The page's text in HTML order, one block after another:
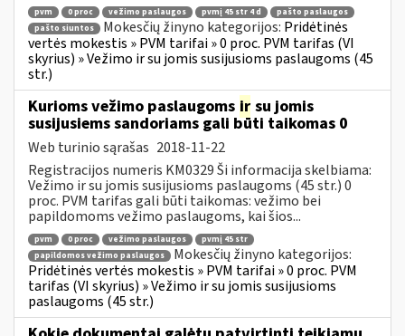
pvm 0 proc vežimo paslaugos pvmį 45 str 4 d
pašto paslaugos
pašto siuntos
Mokesčių žinyno kategorijos: Pridėtinės
vertės mokestis » PVM tarifai » 0 proc. PVM tarifas (VI
skyrius) » Vežimo ir su jomis susijusioms paslaugoms (45
str.)
Kurioms vežimo paslaugoms ir su jomis
susijusiems sandoriams gali būti taikomas 0
Web turinio sąrašas 2018-11-22
Registracijos numeris KM0329 Ši informacija skelbiama:
Vežimo ir su jomis susijusioms paslaugoms (45 str.) 0
proc. PVM tarifas gali būti taikomas: vežimo bei
papildomoms vežimo paslaugoms, kai šios...
pvm 0 proc vežimo paslaugos
pvmį 45 str
papildomos vežimo paslaugos
Mokesčių žinyno kategorijos:
Pridėtinės vertės mokestis » PVM tarifai » 0 proc. PVM
tarifas (VI skyrius) » Vežimo ir su jomis susijusioms
paslaugoms (45 str.)